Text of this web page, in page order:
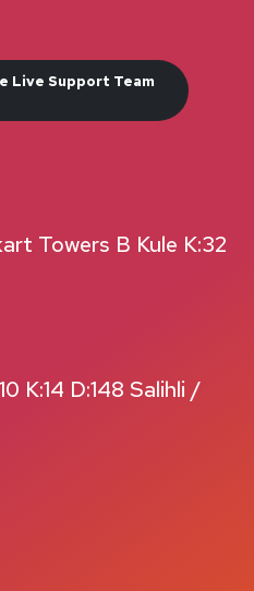
Live Support Team
Towers B Kule K:32
K:14 D:148 Salihli /